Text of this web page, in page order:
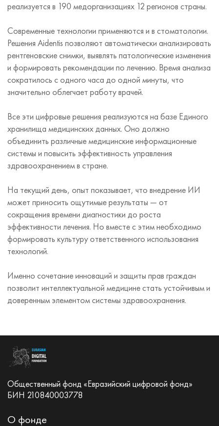
реализуется в 190 медорганизациях 12 регионов страны.
Современные технологии применяются и в стоматологии.
Решения Aidentis позволяют автоматически анализировать
рентгеновские снимки, выявлять патологические изменения
и формировать рекомендации по лечению. Время анализа
сократилось с одного часа до одной минуты, что
значительно облегчает работу врачей.
Все эти цифровые решения реализуются на базе Единого
хранилища медицинских данных. Оно должно
объединить различные медицинские информационные
системы и повысить эффективность управления
здравоохранением в стране.
На текущий день, опыт показывает, что внедрение ИИ
может приносить ощутимые результаты — от
сокращения времени диагностики до роста
эффективности лечения. Но вместе с этим необходимо
формировать культуру ответственного использования
технологий.
Именно сочетание инноваций и защиты прав граждан
позволит интеллектуальной медицине стать устойчивым и
доверенным элементом системы здравоохранения.
Общественный фонд «Евразийский цифровой фонд»
БИН 210840003778
О фонде